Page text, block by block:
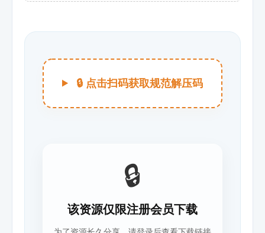
🔒 点击扫码获取规范解压码
🔒
该资源仅限注册会员下载